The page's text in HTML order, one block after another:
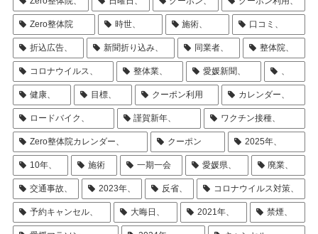
Zero整体院 時世、 施術、 口コミ、
折込広告、 新聞折り込み、 同業者、 整体院、
コロナウイルス、 整体業、 愛媛新聞、 、
健康、 目標、 クーポン利用 カレンダー、
ロードバイク、 謹賀新年、 ワクチン接種、
Zero整体院カレンダー、 クーポン 2025年、
10年、 施術 一期一会 愛媛県、 廃業、
交通事故、 2023年、 反省、 コロナウイルス対策、
予約キャンセル、 大晦日、 2021年、 禁煙、